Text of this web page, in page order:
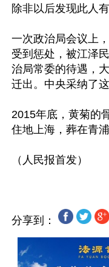
除非以后发现此人
一次政治局会议上
受到惩处，被江泽
治局常委的待遇，
迁出。中央采纳了这
2015年底，黄菊的
住地上海，葬在青
分享到：